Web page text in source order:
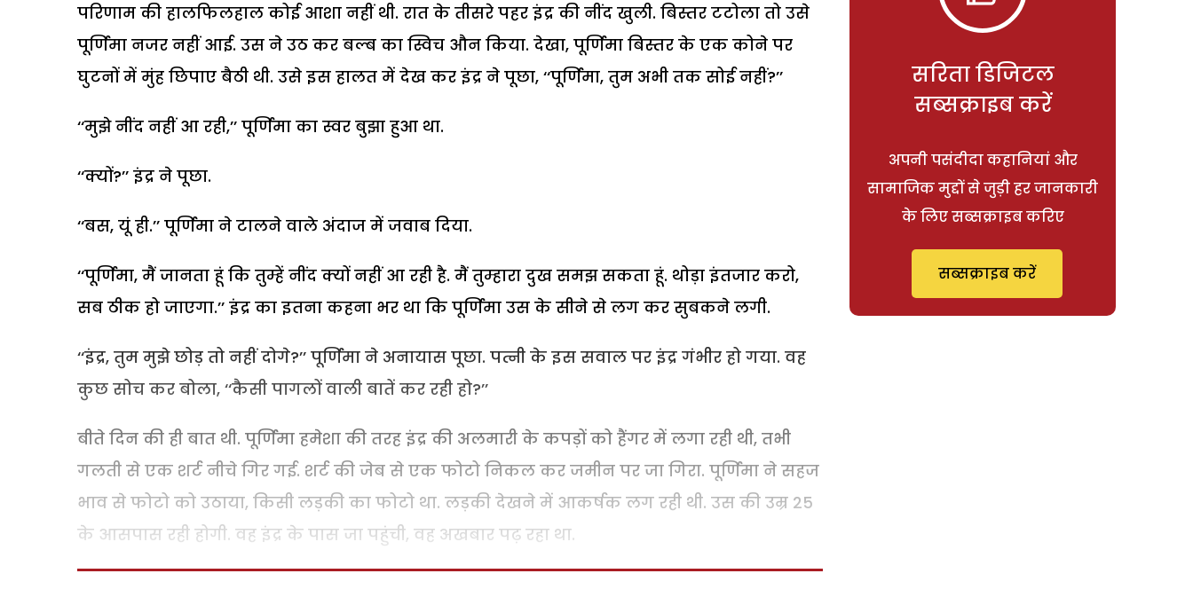
परिणाम की हालफिलहाल कोई आशा नहीं थी. रात के तीसरे पहर इंद्र की नींद खुली. बिस्तर टटोला तो उसे
पूर्णिमा नजर नहीं आई. उस ने उठ कर बल्ब का स्विच औन किया. देखा, पूर्णिमा बिस्तर के एक कोने पर
घुटनों में मुंह छिपाए बैठी थी. उसे इस हालत में देख कर इंद्र ने पूछा, ‘‘पूर्णिमा, तुम अभी तक सोई नहीं?’’
‘‘मुझे नींद नहीं आ रही,’’ पूर्णिमा का स्वर बुझा हुआ था.
‘‘क्यों?’’ इंद्र ने पूछा.
‘‘बस, यूं ही.’’ पूर्णिमा ने टालने वाले अंदाज में जवाब दिया.
‘‘पूर्णिमा, मैं जानता हूं कि तुम्हें नींद क्यों नहीं आ रही है. मैं तुम्हारा दुख समझ सकता हूं. थोड़ा इंतजार करो,
सब ठीक हो जाएगा.’’ इंद्र का इतना कहना भर था कि पूर्णिमा उस के सीने से लग कर सुबकने लगी.
‘‘इंद्र, तुम मुझे छोड़ तो नहीं दोगे?’’ पूर्णिमा ने अनायास पूछा. पत्नी के इस सवाल पर इंद्र गंभीर हो गया. वह
कुछ सोच कर बोला, ‘‘कैसी पागलों वाली बातें कर रही हो?’’
बीते दिन की ही बात थी. पूर्णिमा हमेशा की तरह इंद्र की अलमारी के कपड़ों को हैंगर में लगा रही थी, तभी
गलती से एक शर्ट नीचे गिर गई. शर्ट की जेब से एक फोटो निकल कर जमीन पर जा गिरा. पूर्णिमा ने सहज
भाव से फोटो को उठाया, किसी लड़की का फोटो था. लड़की देखने में आकर्षक लग रही थी. उस की उम्र 25
के आसपास रही होगी. वह इंद्र के पास जा पहुंची, वह अखबार पढ़ रहा था.
सरिता डिजिटल
सब्सक्राइब करें
अपनी पसंदीदा कहानियां और
सामाजिक मुद्दों से जुड़ी हर जानकारी
के लिए सब्सक्राइब करिए
सब्सक्राइब करें